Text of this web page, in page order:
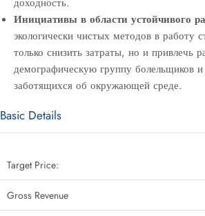
Инициативы в области устойчивого
экологически чистых методов в работу
только снизить затраты, но и привлечь
демографическую группу болельщиков
заботящихся об окружающей среде.
Basic Details
Target Price:
Gross Revenue